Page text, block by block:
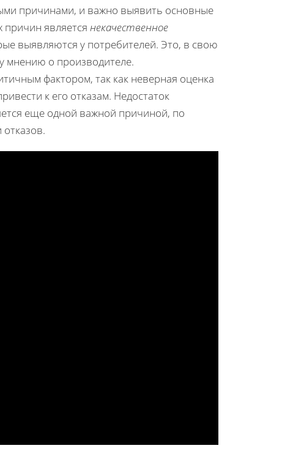
причинами, и важно выявить основные
является некачественное
выявляются у потребителей. Это, в свою
мнению о производителе.
фактором, так как неверная оценка
к его отказам. Недостаток
еще одной важной причиной, по